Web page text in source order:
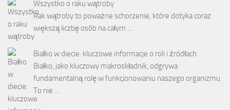
Wszystko o raku wątroby
Rak wątroby to poważne schorzenie, które dotyka coraz
większą liczbę osób na całym …
Białko w diecie: kluczowe informacje o roli i źródłach
Białko, jako kluczowy makroskładnik, odgrywa
fundamentalną rolę w funkcjonowaniu naszego organizmu.
To nie …